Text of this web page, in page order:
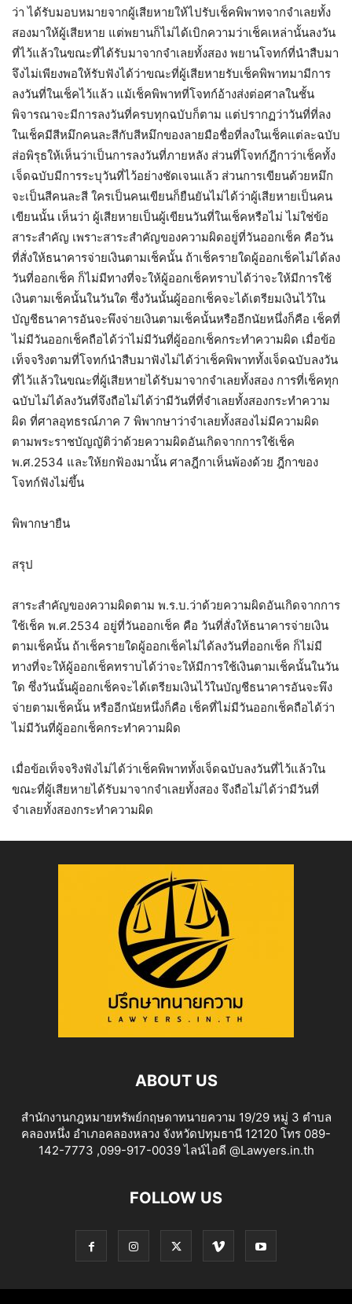
ว่า ได้รับมอบหมายจากผู้เสียหายให้ไปรับเช็คพิพาทจากจำเลยทั้ง
สองมาให้ผู้เสียหาย แต่พยานก็ไม่ได้เบิกความว่าเช็คเหล่านั้นลงวัน
ที่ไว้แล้วในขณะที่ได้รับมาจากจำเลยทั้งสอง พยานโจทก์ที่นำสืบมา
จึงไม่เพียงพอให้รับฟังได้ว่าขณะที่ผู้เสียหายรับเช็คพิพาทมามีการ
ลงวันที่ในเช็คไว้แล้ว แม้เช็คพิพาทที่โจทก์อ้างส่งต่อศาลในชั้น
พิจารณาจะมีการลงวันที่ครบทุกฉบับก็ตาม แต่ปรากฏว่าวันที่ที่ลง
ในเช็คมีสีหมึกคนละสีกับสีหมึกของลายมือชื่อที่ลงในเช็คแต่ละฉบับ
ส่อพิรุธให้เห็นว่าเป็นการลงวันที่ภายหลัง ส่วนที่โจทก์ฎีกาว่าเช็คทั้ง
เจ็ดฉบับมีการระบุวันที่ไว้อย่างชัดเจนแล้ว ส่วนการเขียนด้วยหมึก
จะเป็นสีคนละสี ใครเป็นคนเขียนก็ยืนยันไม่ได้ว่าผู้เสียหายเป็นคน
เขียนนั้น เห็นว่า ผู้เสียหายเป็นผู้เขียนวันที่ในเช็คหรือไม่ ไม่ใช่ข้อ
สาระสำคัญ เพราะสาระสำคัญของความผิดอยู่ที่วันออกเช็ค คือวัน
ที่สั่งให้ธนาคารจ่ายเงินตามเช็คนั้น ถ้าเช็ครายใดผู้ออกเช็คไม่ได้ลง
วันที่ออกเช็ค ก็ไม่มีทางที่จะให้ผู้ออกเช็คทราบได้ว่าจะให้มีการใช้
เงินตามเช็คนั้นในวันใด ซึ่งวันนั้นผู้ออกเช็คจะได้เตรียมเงินไว้ใน
บัญชีธนาคารอันจะพึงจ่ายเงินตามเช็คนั้นหรืออีกนัยหนึ่งก็คือ เช็คที่
ไม่มีวันออกเช็คถือได้ว่าไม่มีวันที่ผู้ออกเช็คกระทำความผิด เมื่อข้อ
เท็จจริงตามที่โจทก์นำสืบมาฟังไม่ได้ว่าเช็คพิพาททั้งเจ็ดฉบับลงวัน
ที่ไว้แล้วในขณะที่ผู้เสียหายได้รับมาจากจำเลยทั้งสอง การที่เช็คทุก
ฉบับไม่ได้ลงวันที่จึงถือไม่ได้ว่ามีวันที่ที่จำเลยทั้งสองกระทำความ
ผิด ที่ศาลอุทธรณ์ภาค 7 พิพากษาว่าจำเลยทั้งสองไม่มีความผิด
ตามพระราชบัญญัติว่าด้วยความผิดอันเกิดจากการใช้เช็ค
พ.ศ.2534 และให้ยกฟ้องมานั้น ศาลฎีกาเห็นพ้องด้วย ฎีกาของ
โจทก์ฟังไม่ขึ้น
พิพากษายืน
สรุป
สาระสำคัญของความผิดตาม พ.ร.บ.ว่าด้วยความผิดอันเกิดจากการ
ใช้เช็ค พ.ศ.2534 อยู่ที่วันออกเช็ค คือ วันที่สั่งให้ธนาคารจ่ายเงิน
ตามเช็คนั้น ถ้าเช็ครายใดผู้ออกเช็คไม่ได้ลงวันที่ออกเช็ค ก็ไม่มี
ทางที่จะให้ผู้ออกเช็คทราบได้ว่าจะให้มีการใช้เงินตามเช็คนั้นในวัน
ใด ซึ่งวันนั้นผู้ออกเช็คจะได้เตรียมเงินไว้ในบัญชีธนาคารอันจะพึง
จ่ายตามเช็คนั้น หรืออีกนัยหนึ่งก็คือ เช็คที่ไม่มีวันออกเช็คถือได้ว่า
ไม่มีวันที่ผู้ออกเช็คกระทำความผิด
เมื่อข้อเท็จจริงฟังไม่ได้ว่าเช็คพิพาททั้งเจ็ดฉบับลงวันที่ไว้แล้วใน
ขณะที่ผู้เสียหายได้รับมาจากจำเลยทั้งสอง จึงถือไม่ได้ว่ามีวันที่
จำเลยทั้งสองกระทำความผิด
ABOUT US
สำนักงานกฎหมายทรัพย์กฤษดาทนายความ 19/29 หมู่ 3 ตำบล
คลองหนึ่ง อำเภอคลองหลวง จังหวัดปทุมธานี 12120 โทร 089-
142-7773 ,099-917-0039 ไลน์ไอดี @Lawyers.in.th
FOLLOW US